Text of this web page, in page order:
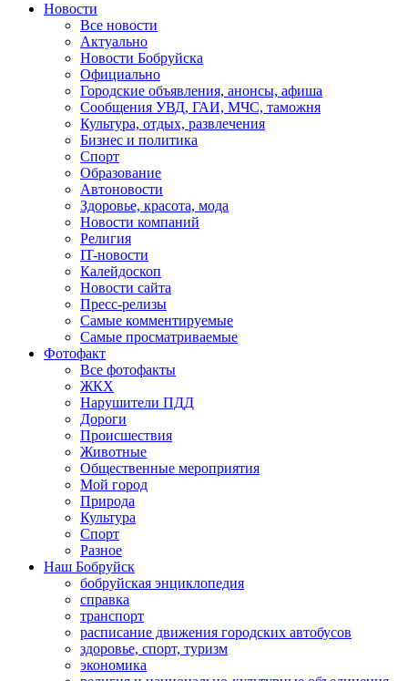
Новости
Все новости
Актуально
Новости Бобруйска
Официально
Городские объявления, анонсы, афиша
Сообщения УВД, ГАИ, МЧС, таможня
Культура, отдых, развлечения
Бизнес и политика
Спорт
Образование
Автоновости
Здоровье, красота, мода
Новости компаний
Религия
IT-новости
Калейдоскоп
Новости сайта
Пресс-релизы
Самые комментируемые
Самые просматриваемые
Фотофакт
Все фотофакты
ЖКХ
Нарушители ПДД
Дороги
Происшествия
Животные
Общественные мероприятия
Мой город
Природа
Культура
Спорт
Разное
Наш Бобруйск
бобруйская энциклопедия
справка
транспорт
расписание движения городских автобусов
здоровье, спорт, туризм
экономика